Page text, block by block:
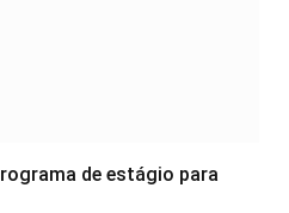
de estágio para